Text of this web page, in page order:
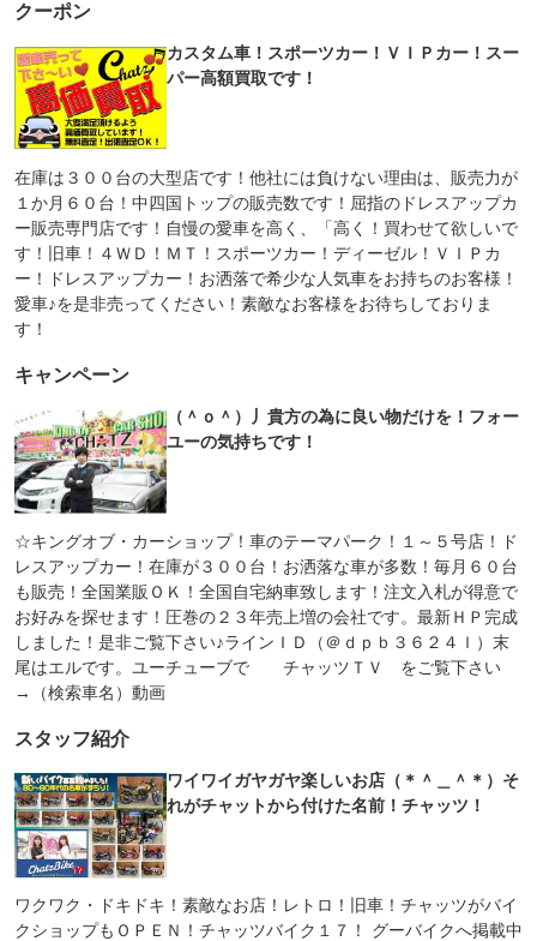
クーポン
カスタム車！スポーツカー！ＶＩＰカー！スー
パー高額買取です！
在庫は３００台の大型店です！他社には負けない理由は、販売力が
１か月６０台！中四国トップの販売数です！屈指のドレスアップカ
ー販売専門店です！自慢の愛車を高く、「高く！買わせて欲しいで
す！旧車！４ＷＤ！ＭＴ！スポーツカー！ディーゼル！ＶＩＰカ
ー！ドレスアップカー！お洒落で希少な人気車をお持ちのお客様！
愛車♪を是非売ってください！素敵なお客様をお待ちしておりま
す！
キャンペーン
（＾ｏ＾）丿貴方の為に良い物だけを！フォー
ユーの気持ちです！
☆キングオブ・カーショップ！車のテーマパーク！１～５号店！ド
レスアップカー！在庫が３００台！お洒落な車が多数！毎月６０台
も販売！全国業販ＯＫ！全国自宅納車致します！注文入札が得意で
お好みを探せます！圧巻の２３年売上増の会社です。最新ＨＰ完成
しました！是非ご覧下さい♪ラインＩＤ（＠ｄｐｂ３６２４ｌ）末
尾はエルです。ユーチューブで チャッツＴＶ をご覧下さい
→（検索車名）動画
スタッフ紹介
ワイワイガヤガヤ楽しいお店（＊＾＿＾＊）そ
れがチャットから付けた名前！チャッツ！
ワクワク・ドキドキ！素敵なお店！レトロ！旧車！チャッツがバイ
クショップもＯＰＥＮ！チャッツバイク１７！ グーバイクへ掲載中